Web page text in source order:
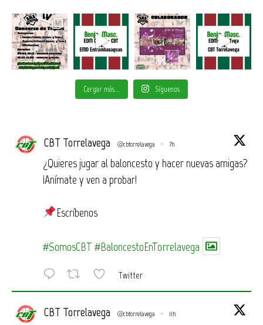
Cargar más... Síguenos
CBT Torrelavega @cbtorrelavega · 7h
¿Quieres jugar al baloncesto y hacer nuevas amigas?
¡Anímate y ven a probar!
Escríbenos
#SomosCBT #BaloncestoEnTorrelavega
Twitter
CBT Torrelavega @cbtorrelavega · 11h